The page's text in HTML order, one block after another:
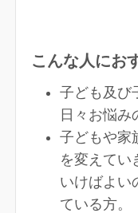
こんな人にお
子ども及び
日々お悩み
子どもや家
を変えてい
いけばよい
ている方。